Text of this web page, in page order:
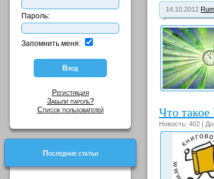
Пароль:
Запомнить меня:
Регистрация
Забыли пароль?
Список пользователей
Последние статьи
14.10.2012
Что
Новость: 402 |